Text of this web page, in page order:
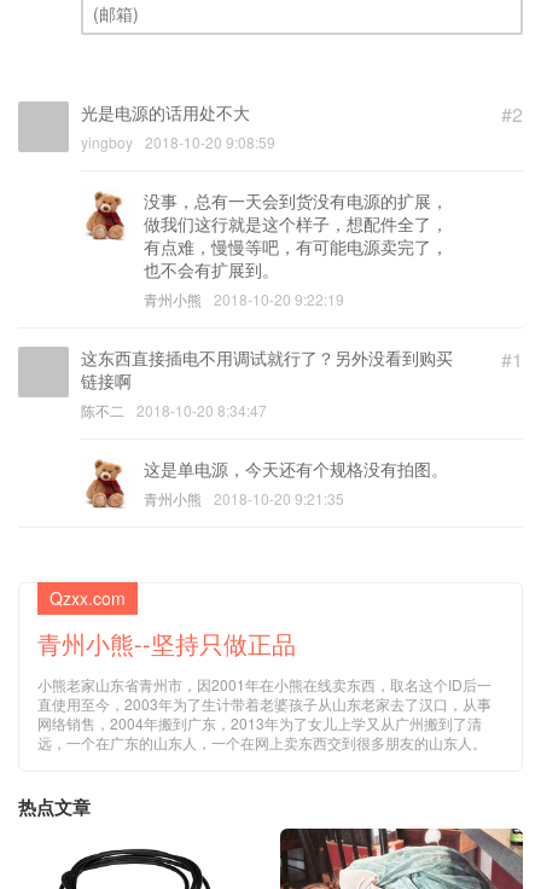
#2
光是电源的话用处不大
yingboy 2018-10-20 9:08:59
没事，总有一天会到货没有电源的扩展，
做我们这行就是这个样子，想配件全了，
有点难，慢慢等吧，有可能电源卖完了，
也不会有扩展到。
青州小熊 2018-10-20 9:22:19
#1
这东西直接插电不用调试就行了？另外没看到购买
链接啊
陈不二 2018-10-20 8:34:47
这是单电源，今天还有个规格没有拍图。
青州小熊 2018-10-20 9:21:35
Qzxx.com
青州小熊--坚持只做正品
小熊老家山东省青州市，因2001年在小熊在线卖东西，取名这个ID后一
直使用至今，2003年为了生计带着老婆孩子从山东老家去了汉口，从事
网络销售，2004年搬到广东，2013年为了女儿上学又从广州搬到了清
远，一个在广东的山东人，一个在网上卖东西交到很多朋友的山东人。
热点文章